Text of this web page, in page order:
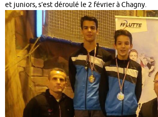
et juniors, s’est déroulé le 2 février à Chagny.